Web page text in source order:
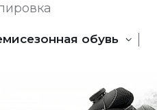
обувь